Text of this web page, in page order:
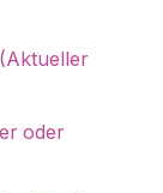
oder